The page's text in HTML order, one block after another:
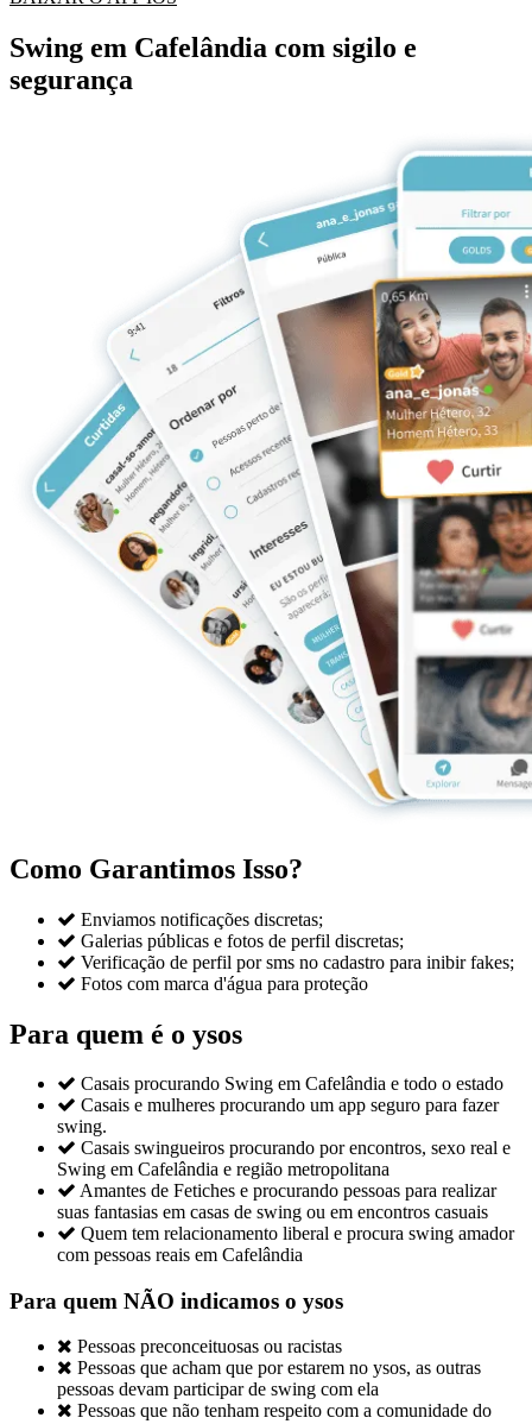
Swing em Cafelândia com sigilo e
segurança
Como Garantimos Isso?
 Enviamos notificações discretas;
 Galerias públicas e fotos de perfil discretas;
 Verificação de perfil por sms no cadastro para inibir fakes;
 Fotos com marca d'água para proteção
Para quem é o ysos
 Casais procurando Swing em Cafelândia e todo o estado
 Casais e mulheres procurando um app seguro para fazer
swing.
 Casais swingueiros procurando por encontros, sexo real e
Swing em Cafelândia e região metropolitana
 Amantes de Fetiches e procurando pessoas para realizar
suas fantasias em casas de swing ou em encontros casuais
 Quem tem relacionamento liberal e procura swing amador
com pessoas reais em Cafelândia
Para quem NÃO indicamos o ysos
 Pessoas preconceituosas ou racistas
 Pessoas que acham que por estarem no ysos, as outras
pessoas devam participar de swing com ela
 Pessoas que não tenham respeito com a comunidade do